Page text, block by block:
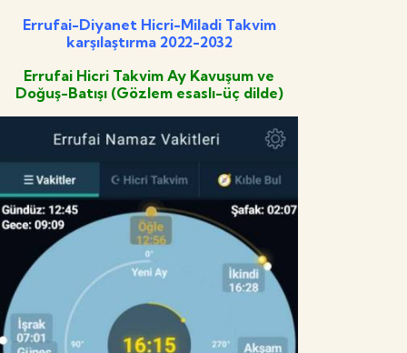
Errufai-Diyanet Hicri-Miladi Takvim
karşılaştırma 2022-2032
Errufai Hicri Takvim Ay Kavuşum ve
Doğuş-Batışı (Gözlem esaslı-üç dilde)